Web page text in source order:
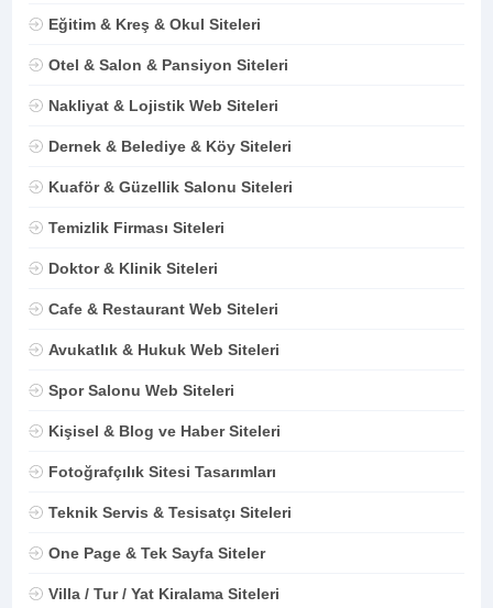
Eğitim & Kreş & Okul Siteleri
Otel & Salon & Pansiyon Siteleri
Nakliyat & Lojistik Web Siteleri
Dernek & Belediye & Köy Siteleri
Kuaför & Güzellik Salonu Siteleri
Temizlik Firması Siteleri
Doktor & Klinik Siteleri
Cafe & Restaurant Web Siteleri
Avukatlık & Hukuk Web Siteleri
Spor Salonu Web Siteleri
Kişisel & Blog ve Haber Siteleri
Fotoğrafçılık Sitesi Tasarımları
Teknik Servis & Tesisatçı Siteleri
One Page & Tek Sayfa Siteler
Villa / Tur / Yat Kiralama Siteleri